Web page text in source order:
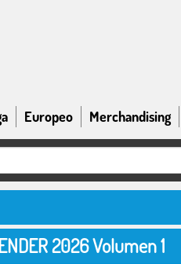
Europeo Merchandising
2026 Volumen 1